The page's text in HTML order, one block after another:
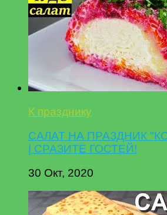
К празднику
САЛАТ НА ПРАЗДНИК
| СРАЗИТЕ ГОСТЕЙ!
30 Окт, 2020